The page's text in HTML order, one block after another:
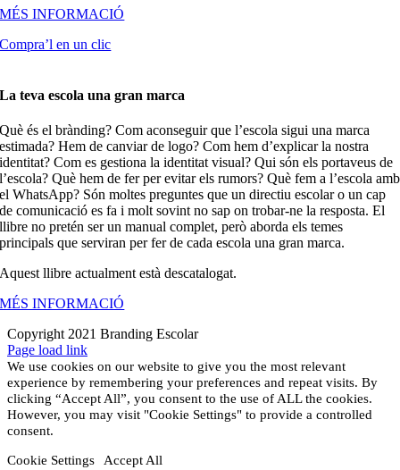
MÉS INFORMACIÓ
Compra’l en un clic
La teva escola una gran marca
Què és el brànding? Com aconseguir que l’escola sigui una marca
estimada? Hem de canviar de logo? Com hem d’explicar la nostra
identitat? Com es gestiona la identitat visual? Qui són els portaveus de
l’escola? Què hem de fer per evitar els rumors? Què fem a l’escola amb
el WhatsApp? Són moltes preguntes que un directiu escolar o un cap
de comunicació es fa i molt sovint no sap on trobar-ne la resposta. El
llibre no pretén ser un manual complet, però aborda els temes
principals que serviran per fer de cada escola una gran marca.
Aquest llibre actualment està descatalogat.
MÉS INFORMACIÓ
Copyright 2021 Branding Escolar
X
Instagram
LinkedIn
YouTube
Email:
Facebook
Page load link
We use cookies on our website to give you the most relevant
experience by remembering your preferences and repeat visits. By
clicking “Accept All”, you consent to the use of ALL the cookies.
However, you may visit "Cookie Settings" to provide a controlled
consent.
Cookie Settings Accept All